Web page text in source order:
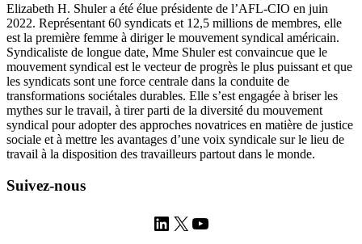
Elizabeth H. Shuler a été élue présidente de l’AFL-CIO en juin
2022. Représentant 60 syndicats et 12,5 millions de membres, elle
est la première femme à diriger le mouvement syndical américain.
Syndicaliste de longue date, Mme Shuler est convaincue que le
mouvement syndical est le vecteur de progrès le plus puissant et que
les syndicats sont une force centrale dans la conduite de
transformations sociétales durables. Elle s’est engagée à briser les
mythes sur le travail, à tirer parti de la diversité du mouvement
syndical pour adopter des approches novatrices en matière de justice
sociale et à mettre les avantages d’une voix syndicale sur le lieu de
travail à la disposition des travailleurs partout dans le monde.
Suivez-nous
LinkedIn
X YouTube